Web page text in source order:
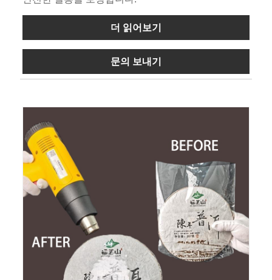
더 읽어보기
문의 보내기